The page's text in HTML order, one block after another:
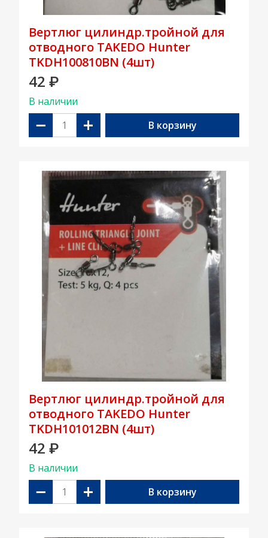
Вертлюг цилиндр.тройной для
отводного TAKEDO Hunter
TKDH100810BN (4шт)
42 ₽
В наличии
− + В корзину
Вертлюг цилиндр.тройной для
отводного TAKEDO Hunter
TKDH101012BN (4шт)
42 ₽
В наличии
− + В корзину